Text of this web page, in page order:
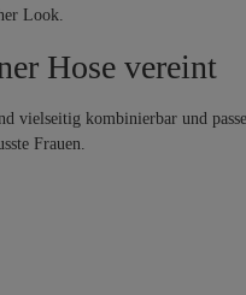
Look.
Hose vereint
vielseitig kombinierbar und
Frauen.